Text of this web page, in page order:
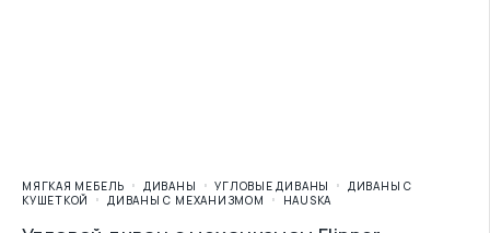
МЯГКАЯ МЕБЕЛЬ ДИВАНЫ УГЛОВЫЕ ДИВАНЫ
ДИВАНЫ С
КУШЕТКОЙ
ДИВАНЫ С МЕХАНИЗМОМ HAUSKA